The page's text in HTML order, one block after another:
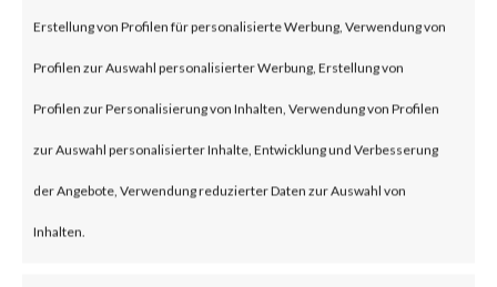
Erstellung von Profilen für personalisierte Werbung, Verwendung von
Profilen zur Auswahl personalisierter Werbung, Erstellung von
Profilen zur Personalisierung von Inhalten, Verwendung von Profilen
zur Auswahl personalisierter Inhalte, Entwicklung und Verbesserung
der Angebote, Verwendung reduzierter Daten zur Auswahl von
Inhalten.
and North America. An attacker
could exploit this vulnerability
by tricking a user into opening a
specially crafted Microsoft
Office document. The
vulnerability has a CVSS base